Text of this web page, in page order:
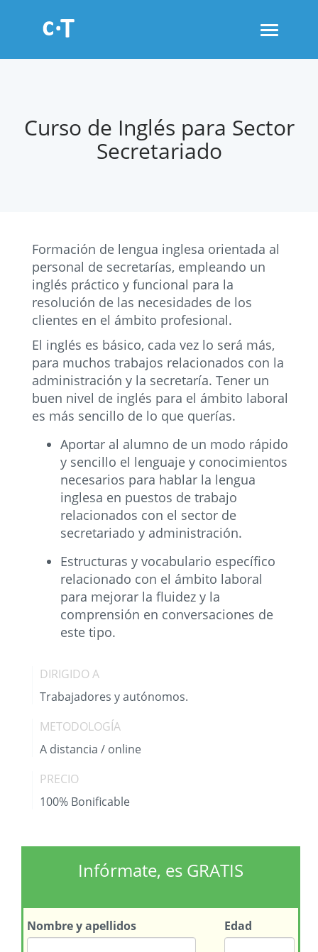
Toggle
Curso de Inglés para Sector
Secretariado
Formación de lengua inglesa orientada al
personal de secretarías, empleando un
inglés práctico y funcional para la
resolución de las necesidades de los
clientes en el ámbito profesional.
El inglés es básico, cada vez lo será más,
para muchos trabajos relacionados con la
administración y la secretaría. Tener un
buen nivel de inglés para el ámbito laboral
es más sencillo de lo que querías.
Aportar al alumno de un modo rápido
y sencillo el lenguaje y conocimientos
necesarios para hablar la lengua
inglesa en puestos de trabajo
relacionados con el sector de
secretariado y administración.
Estructuras y vocabulario específico
relacionado con el ámbito laboral
para mejorar la fluidez y la
comprensión en conversaciones de
este tipo.
DIRIGIDO A
Trabajadores y autónomos.
METODOLOGÍA
A distancia / online
PRECIO
100% Bonificable
Infórmate, es GRATIS
Nombrey apellidos Edad